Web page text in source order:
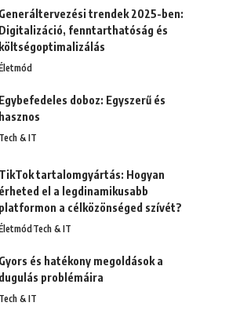
Generáltervezési trendek 2025-ben:
Digitalizáció, fenntarthatóság és
költségoptimalizálás
Egybefedeles doboz: Egyszerű és
hasznos
Tech & IT
TikTok tartalomgyártás: Hogyan
érheted el a legdinamikusabb
platformon a célközönséged szívét?
Tech & IT
Gyors és hatékony megoldások a
dugulás problémáira
Tech & IT